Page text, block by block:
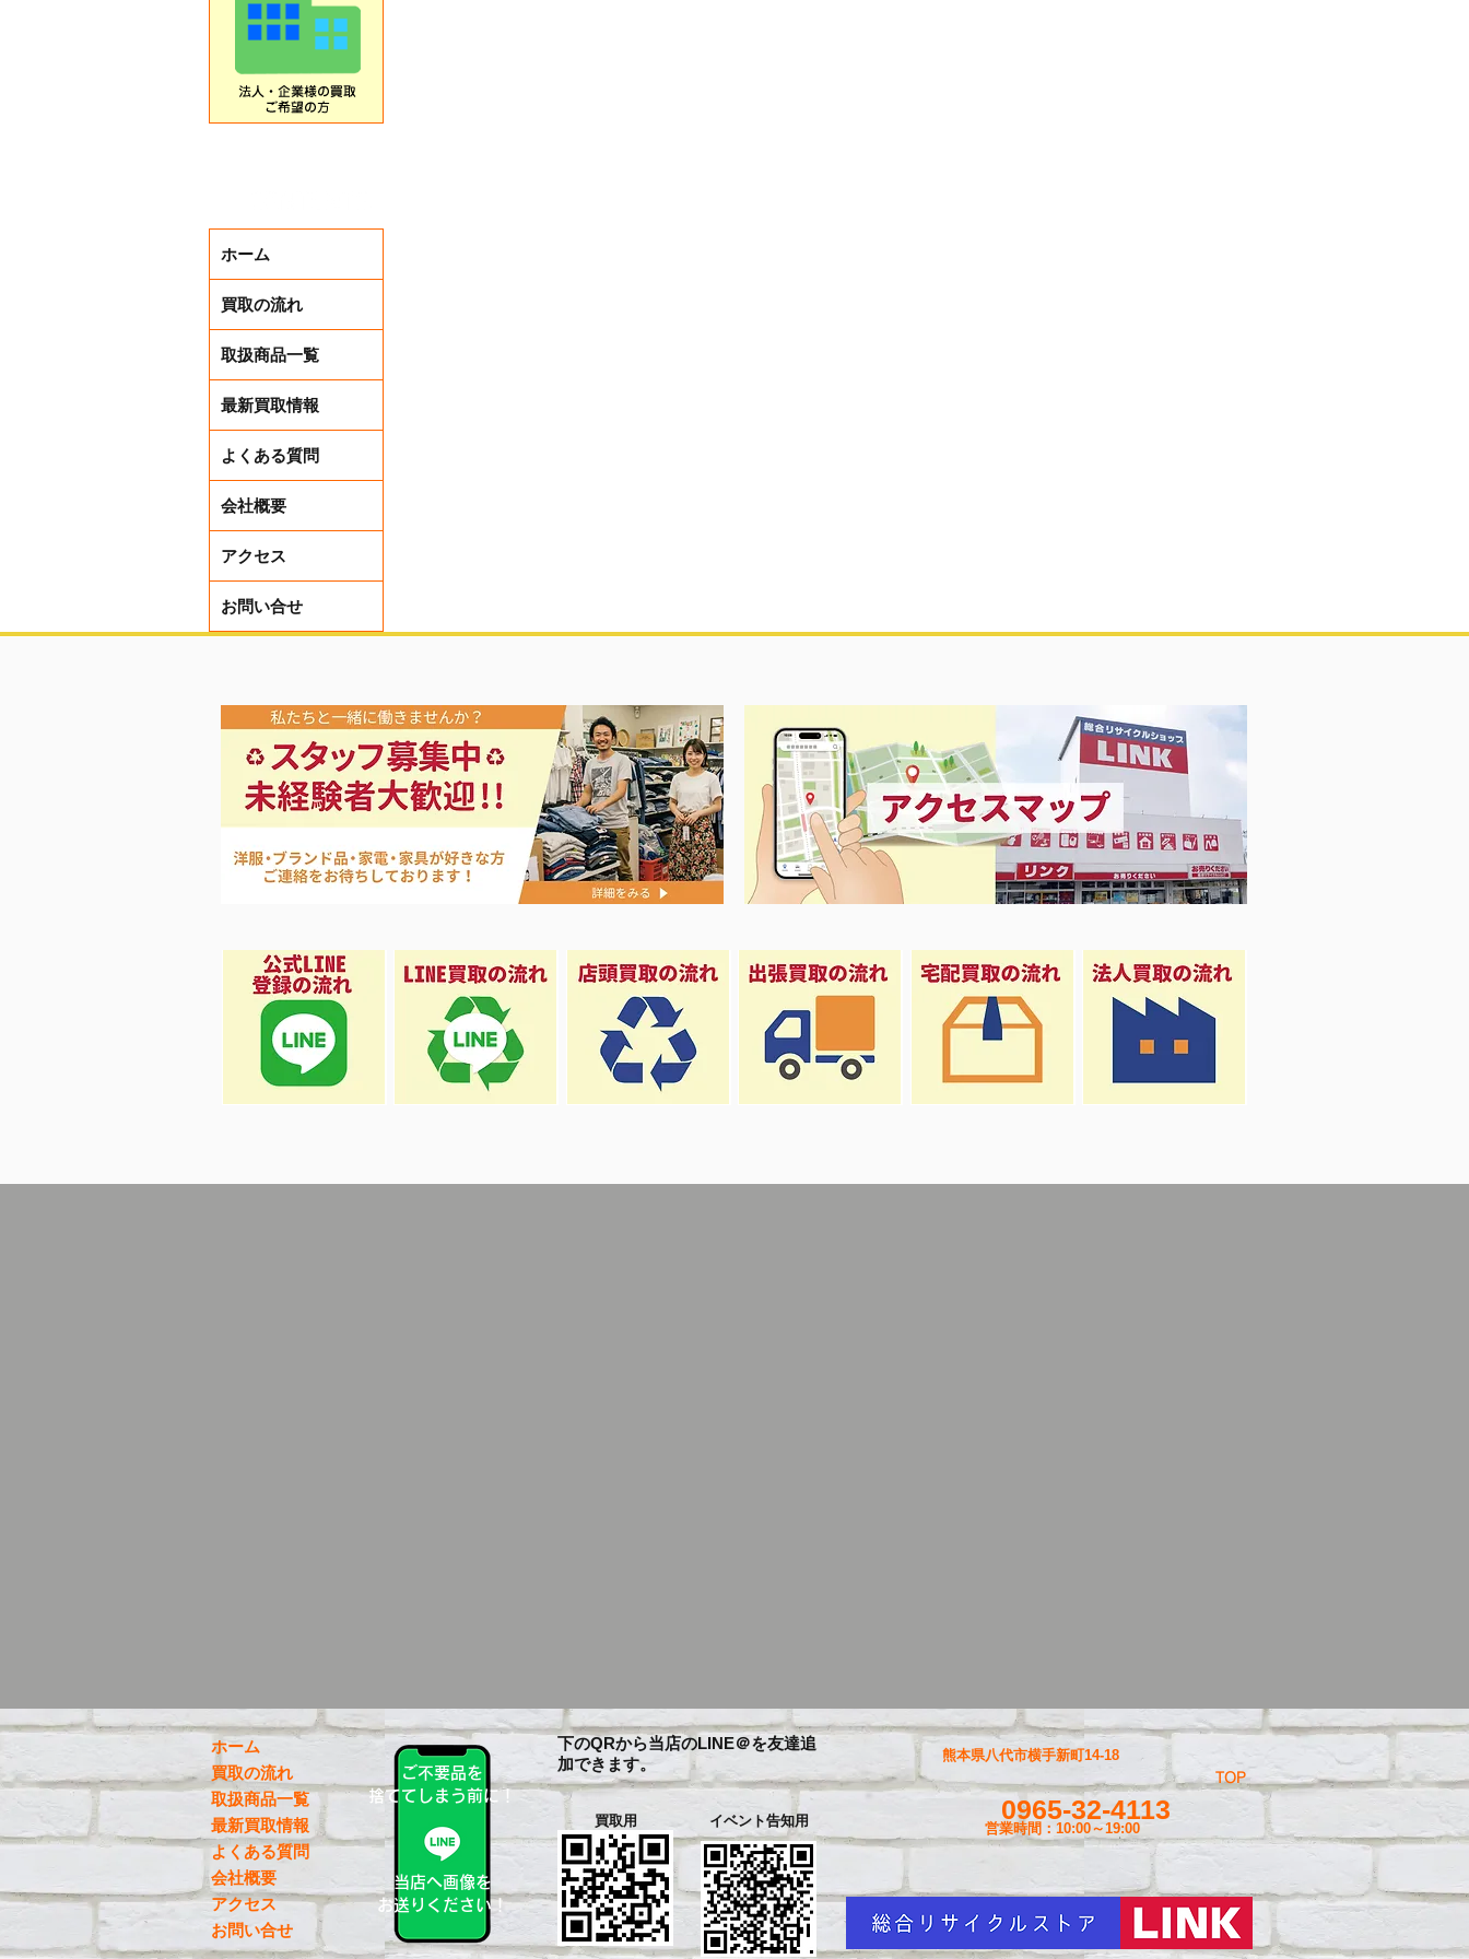
ホーム
買取の流れ
取扱商品一覧
最新買取情報
よくある質問
会社概要
アクセス
お問い合せ
ホーム
買取の流れ
取扱商品一覧
最新買取情報
よくある質問
会社概要
アクセス
お問い合せ
ご不要品を
捨ててしまう前に！
当店へ画像を
お送りください！
下のQRから当店のLINE＠を友達追
加できます。
買取用 イベント告知用
TOP
0965-32-4113
営業時間：10:00～19:00
熊本県八代市横手新町14-18